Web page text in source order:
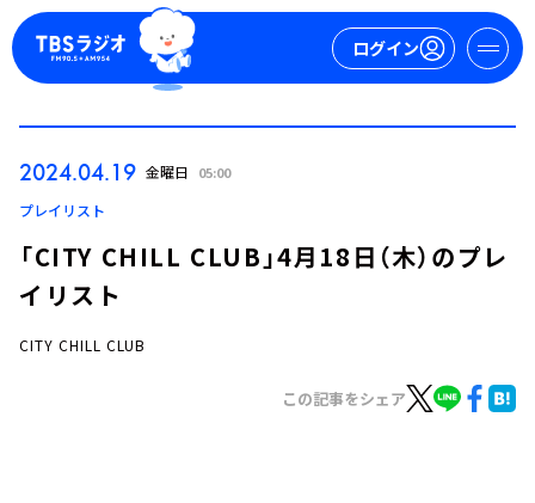
ログイン
2024.04.19 金曜日 05:00
プレイリスト
「CITY CHILL CLUB」4月18日（木）のプレ
イリスト
CITY CHILL CLUB
この記事をシェア